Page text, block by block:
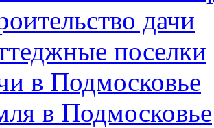
дачи
поселки
в Подмосковье
в Подмосковье